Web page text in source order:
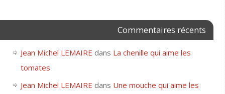
Commentaires récents
Jean Michel LEMAIRE dans La chenille qui aime les
tomates
Jean Michel LEMAIRE dans Une mouche qui aime les